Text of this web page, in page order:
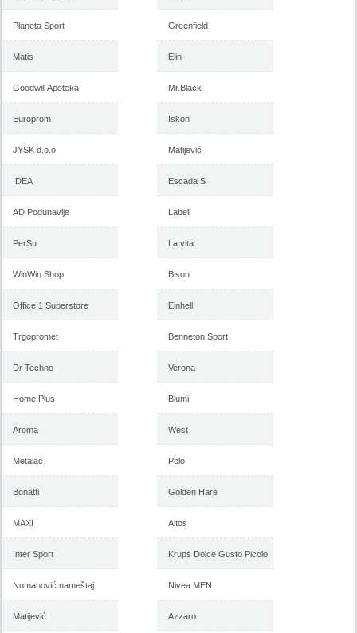
Planeta Sport
Matis
Goodwill Apoteka
Europrom
JYSK d.o.o
IDEA
AD Podunavlje
PerSu
WinWin Shop
Office 1 Superstore
Trgopromet
Dr Techno
Home Plus
Aroma
Metalac
Bonatti
MAXI
Inter Sport
Numanović nameštaj
Matijević
Greenfield
Elin
Mr.Black
Iskon
Matijević
Escada S
Labell
La vita
Bison
Einhell
Benneton Sport
Verona
Blumi
West
Polo
Golden Hare
Altos
Krups Dolce Gusto Picolo
Nivea MEN
Azzaro